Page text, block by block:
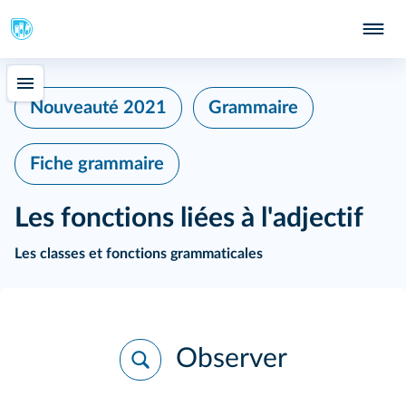
Nouveauté 2021 Grammaire
Fiche grammaire
Les fonctions liées à l'adjectif
Les classes et fonctions grammaticales
Observer